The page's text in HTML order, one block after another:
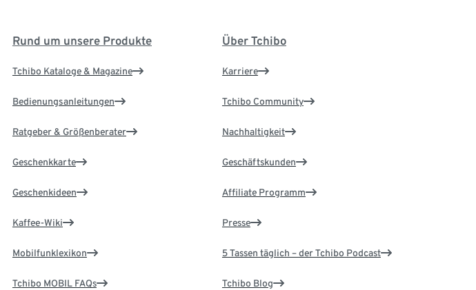
Rund um unsere Produkte
Tchibo Kataloge & Magazine
Bedienungsanleitungen
Ratgeber & Größenberater
Geschenkkarte
Geschenkideen
Kaffee-Wiki
Mobilfunklexikon
Tchibo MOBIL FAQs
Über Tchibo
Karriere
Tchibo Community
Nachhaltigkeit
Geschäftskunden
Affiliate Programm
Presse
5 Tassen täglich – der Tchibo Podcast
Tchibo Blog